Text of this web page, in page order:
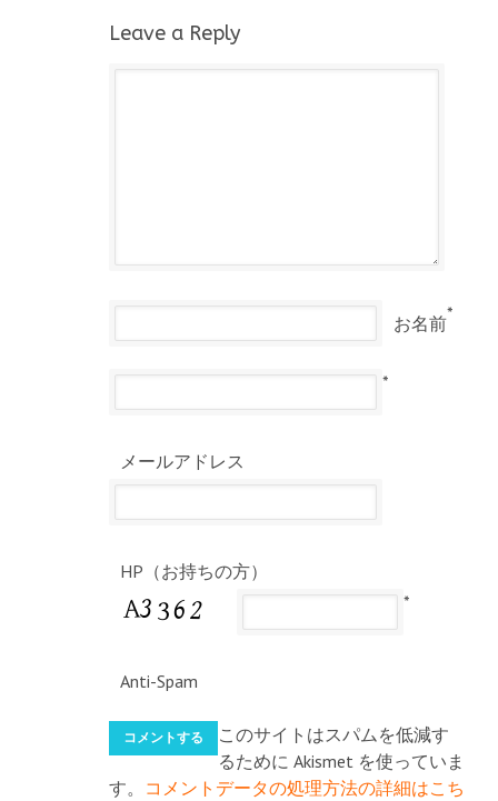
Leave a Reply
お名前*
メールアドレス
*
HP（お持ちの方）
Anti-Spam
*
このサイトはスパムを低減す
るために Akismet を使っていま
す。 コメントデータの処理方法の詳細はこち